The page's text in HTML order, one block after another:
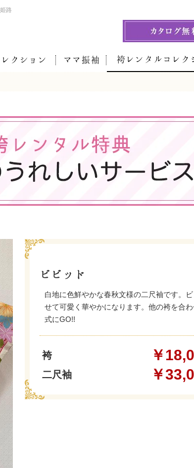
路
クション ママ振袖 袴レンタルコレク
ビビッド
白地に色鮮やかな春秋文様の二尺袖です。
せて可愛く華やかになります。他の袴を合
式にGO!!
袴 ￥
二尺袖 ￥